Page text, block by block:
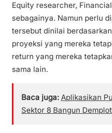
Equity researcher,
sebagainya. Namun perlu
tersebut dinilai
proyeksi yang mereka
return yang mereka
sama lain.
Baca juga: Aplikasikan
Sektor 8 Bangun